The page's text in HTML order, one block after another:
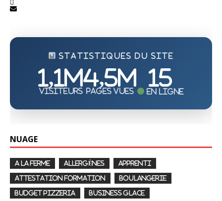
STATISTIQUES DU SITE
1,1M
Visiteurs
4,5M
Pages vues
15
En ligne
NUAGE
A LA FERME ALLERGÈNES APPRENTI
ATTESTATION FORMATION BOULANGERIE
BUDGET PIZZERIA BUSINESS GLACE